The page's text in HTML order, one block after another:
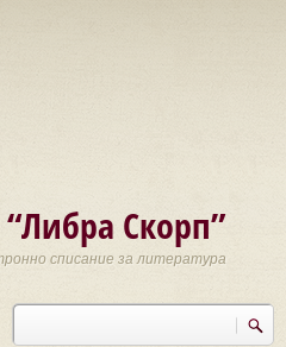
Скорп”
списание за литература
Търси